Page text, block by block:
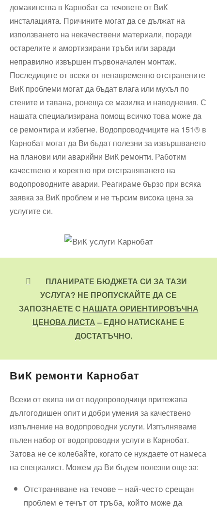
домакинства в Карнобат са течовете от ВиК
инсталацията. Причините могат да се дължат на
използването на некачествени материали, поради
остарелите и амортизирани тръби или заради
неправилно извършен първоначален монтаж.
Последиците от всеки от ненавременно отстранените
ВиК проблеми могат да бъдат влага или мухъл по
стените и тавана, ронеща се мазилка и наводнения. С
нашата специализирана помощ всичко това може да
се ремонтира и избегне. Водопроводчиците на 151® в
Карнобат могат да Ви бъдат полезни за извършването
на планови или аварийни ВиК ремонти. Работим
качествено и коректно при отстраняването на
водопроводните аварии. Реагираме бързо при всяка
заявка за ВиК проблем и не търсим висока цена за
услугите си.
ПЛАНИРАТЕ БЮДЖЕТА СИ ЗА ТАЗИ
УСЛУГА? НЕ ПРОПУСКАЙТЕ ДА СЕ
ЗАПОЗНАЕТЕ С НАШАТА ОРИЕНТИРОВЪЧНА
ЦЕНОВА ЛИСТА– ЕДНО НАТИСКАНЕ Е
ДОСТАТЪЧНО.
ВиК ремонти Карнобат
Всеки от екипа ни от водопроводчици притежава
дългогодишен опит и добри умения за качествено
изпълнение на водопроводни услуги. Изпълняваме
пълен набор от водопроводни услуги в Карнобат.
Затова не се колебайте, когато се нуждаете от намеса
на специалист. Можем да Ви бъдем полезни още за:
Отстраняване на течове – най-често срещан
проблем е течът от тръба, който може да